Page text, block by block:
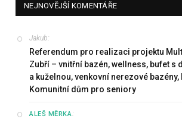
NEJNOVĚJŠÍ KOMENTÁŘE
Jakub:
Referendum pro realizaci projektu
Zubří – vnitřní bazén, wellness, bufet s
a kuželnou, venkovní nerezové bazény,
Komunitní dům pro seniory
ALEŠ MĚRKA: